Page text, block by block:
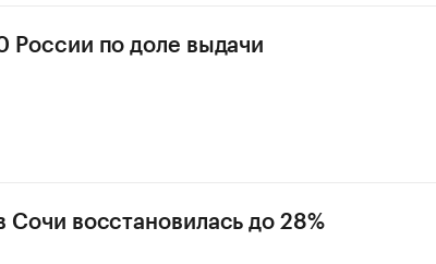
России по доле выдачи
восстановилась до 28%